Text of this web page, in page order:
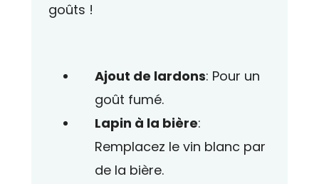
goûts !
Ajout de lardons: Pour un
goût fumé.
Lapin à la bière:
Remplacez le vin blanc par
de la bière.